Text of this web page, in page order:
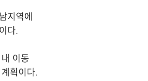
지역에
다.
이동
획이다.